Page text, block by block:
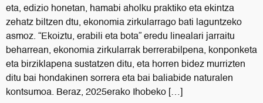
eta, edizio honetan, hamabi aholku praktiko eta ekintza
zehatz biltzen dtu, ekonomia zirkularrago bati laguntzeko
asmoz. “Ekoiztu, erabili eta bota” eredu linealari jarraitu
beharrean, ekonomia zirkularrak berrerabilpena, konponketa
eta birziklapena sustatzen ditu, eta horren bidez murrizten
ditu bai hondakinen sorrera eta bai baliabide naturalen
kontsumoa. Beraz, 2025erako Ihobeko […]